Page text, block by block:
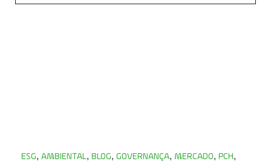
ESG, AMBIENTAL, BLOG, GOVERNANÇA, MERCADO, PCH,